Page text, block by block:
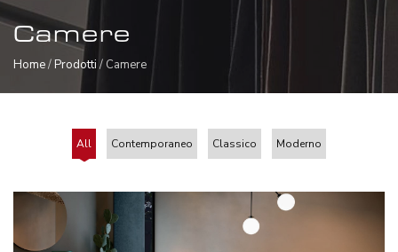
Camere
Home/ Prodotti / Camere
All Contemporaneo Classico Moderno